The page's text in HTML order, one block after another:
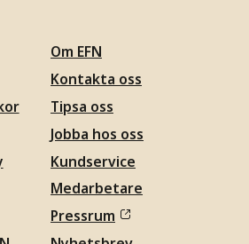
Om EFN
Kontakta oss
Tipsa oss
Jobba hos oss
Kundservice
Medarbetare
Pressrum